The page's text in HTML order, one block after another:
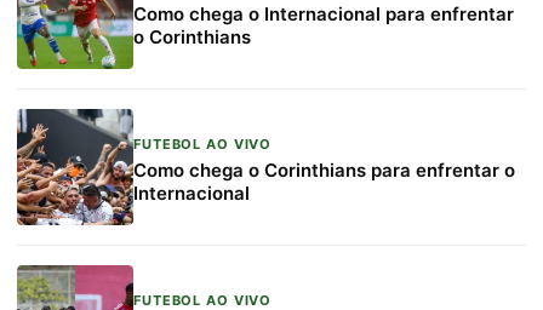
Como chega o Internacional para enfrentar
o Corinthians
FUTEBOL AO VIVO
Como chega o Corinthians para enfrentar o
Internacional
FUTEBOL AO VIVO